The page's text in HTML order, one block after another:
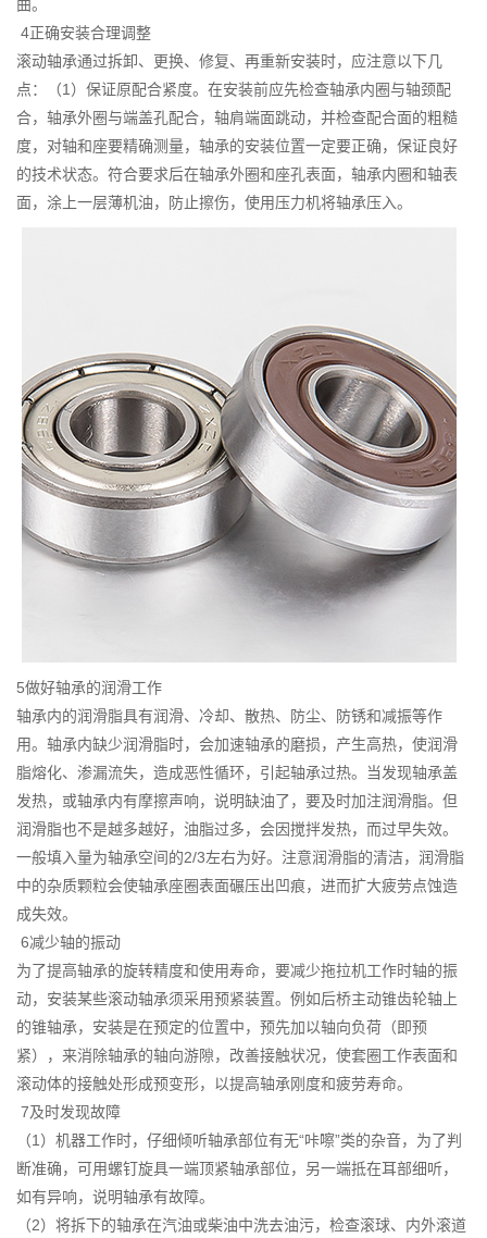
曲。
4正确安装合理调整
滚动轴承通过拆卸、更换、修复、再重新安装时，应注意以下几
点：（1）保证原配合紧度。在安装前应先检查轴承内圈与轴颈配
合，轴承外圈与端盖孔配合，轴肩端面跳动，并检查配合面的粗糙
度，对轴和座要精确测量，轴承的安装位置一定要正确，保证良好
的技术状态。符合要求后在轴承外圈和座孔表面，轴承内圈和轴表
面，涂上一层薄机油，防止擦伤，使用压力机将轴承压入。
5做好轴承的润滑工作
轴承内的润滑脂具有润滑、冷却、散热、防尘、防锈和减振等作
用。轴承内缺少润滑脂时，会加速轴承的磨损，产生高热，使润滑
脂熔化、渗漏流失，造成恶性循环，引起轴承过热。当发现轴承盖
发热，或轴承内有摩擦声响，说明缺油了，要及时加注润滑脂。但
润滑脂也不是越多越好，油脂过多，会因搅拌发热，而过早失效。
一般填入量为轴承空间的2/3左右为好。注意润滑脂的清洁，润滑脂
中的杂质颗粒会使轴承座圈表面碾压出凹痕，进而扩大疲劳点蚀造
成失效。
6减少轴的振动
为了提高轴承的旋转精度和使用寿命，要减少拖拉机工作时轴的振
动，安装某些滚动轴承须采用预紧装置。例如后桥主动锥齿轮轴上
的锥轴承，安装是在预定的位置中，预先加以轴向负荷（即预
紧），来消除轴承的轴向游隙，改善接触状况，使套圈工作表面和
滚动体的接触处形成预变形，以提高轴承刚度和疲劳寿命。
7及时发现故障
（1）机器工作时，仔细倾听轴承部位有无“咔嚓”类的杂音，为了判
断准确，可用螺钉旋具一端顶紧轴承部位，另一端抵在耳部细听，
如有异响，说明轴承有故障。
（2）将拆下的轴承在汽油或柴油中洗去油污，检查滚球、内外滚道